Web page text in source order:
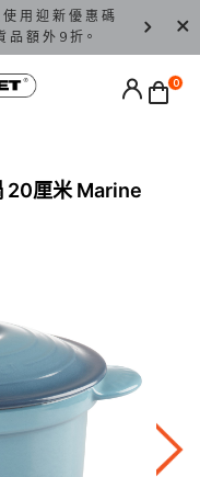
用 迎 新 優 惠 碼
品 額 外 9 折。
香 港 / 澳
0
20厘米 Marine